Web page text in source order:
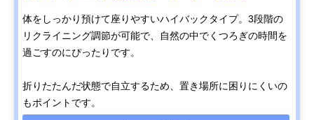
体をしっかり預けて座りやすいハイバックタイプ。3段階の
リクライニング調節が可能で、自然の中でくつろぎの時間を
過ごすのにぴったりです。
折りたたんだ状態で自立するため、置き場所に困りにくいの
もポイントです。